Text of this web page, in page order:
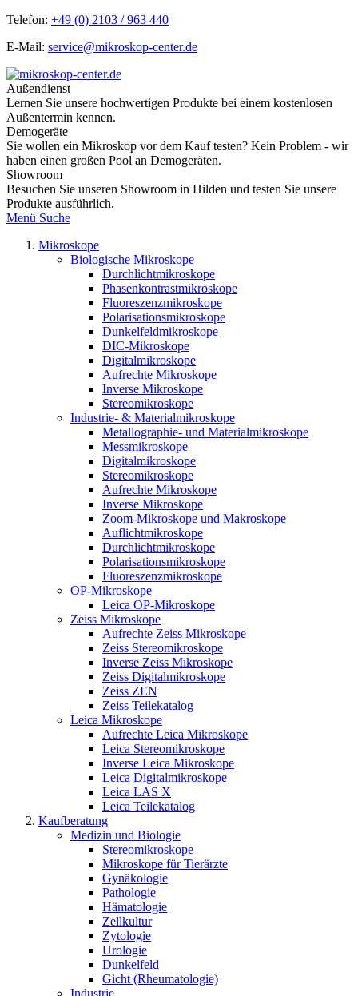
Telefon: +49 (0) 2103 / 963 440
E-Mail: service@mikroskop-center.de
Außendienst
Lernen Sie unsere hochwertigen Produkte bei einem kostenlosen
Außentermin kennen.
Demogeräte
Sie wollen ein Mikroskop vor dem Kauf testen? Kein Problem - wir
haben einen großen Pool an Demogeräten.
Showroom
Besuchen Sie unseren Showroom in Hilden und testen Sie unsere
Produkte ausführlich.
Menü Suche
Mikroskope
Biologische Mikroskope
Durchlichtmikroskope
Phasenkontrastmikroskope
Fluoreszenzmikroskope
Polarisationsmikroskope
Dunkelfeldmikroskope
DIC-Mikroskope
Digitalmikroskope
Aufrechte Mikroskope
Inverse Mikroskope
Stereomikroskope
Industrie- & Materialmikroskope
Metallographie- und Materialmikroskope
Messmikroskope
Digitalmikroskope
Stereomikroskope
Aufrechte Mikroskope
Inverse Mikroskope
Zoom-Mikroskope und Makroskope
Auflichtmikroskope
Durchlichtmikroskope
Polarisationsmikroskope
Fluoreszenzmikroskope
OP-Mikroskope
Leica OP-Mikroskope
Zeiss Mikroskope
Aufrechte Zeiss Mikroskope
Zeiss Stereomikroskope
Inverse Zeiss Mikroskope
Zeiss Digitalmikroskope
Zeiss ZEN
Zeiss Teilekatalog
Leica Mikroskope
Aufrechte Leica Mikroskope
Leica Stereomikroskope
Inverse Leica Mikroskope
Leica Digitalmikroskope
Leica LAS X
Leica Teilekatalog
Kaufberatung
Medizin und Biologie
Stereomikroskope
Mikroskope für Tierärzte
Gynäkologie
Pathologie
Hämatologie
Zellkultur
Zytologie
Urologie
Dunkelfeld
Gicht (Rheumatologie)
Industrie